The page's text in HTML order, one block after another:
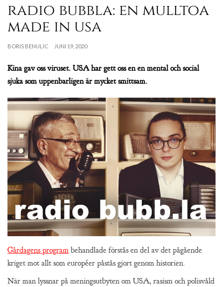
radio bubbla: en mulltoa
made in usa
BORIS BENULIC JUNI 19, 2020
Kina gav oss viruset. USA har gett oss en en mental och social
sjuka som uppenbarligen är mycket smittsam.
Gårdagens program behandlade förstås en del av det pågående
kriget mot allt som européer påstås gjort genom historien.
När man lyssnar på meningsutbyten om USA, rasism och polisvåld